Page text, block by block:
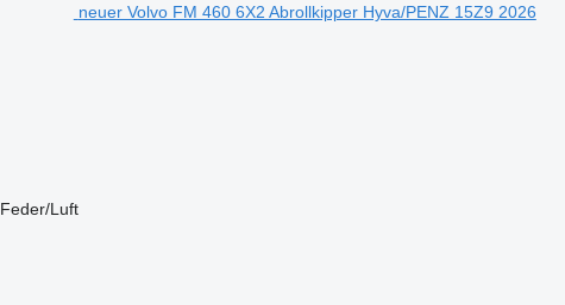
neuer Volvo FM 460 6X2 Abrollkipper Hyva/PENZ 15Z9 2026
Feder/Luft